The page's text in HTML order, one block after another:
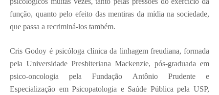
função, quanto pelo efeito das mentiras da mídia na sociedade,
que passa a recriminá-los também.
Cris Godoy é psicóloga clínica da linhagem freudiana, formada
pela Universidade Presbiteriana Mackenzie, pós-graduada em
psico-oncologia pela Fundação Antônio Prudente e
Especialização em Psicopatologia e Saúde Pública pela USP,